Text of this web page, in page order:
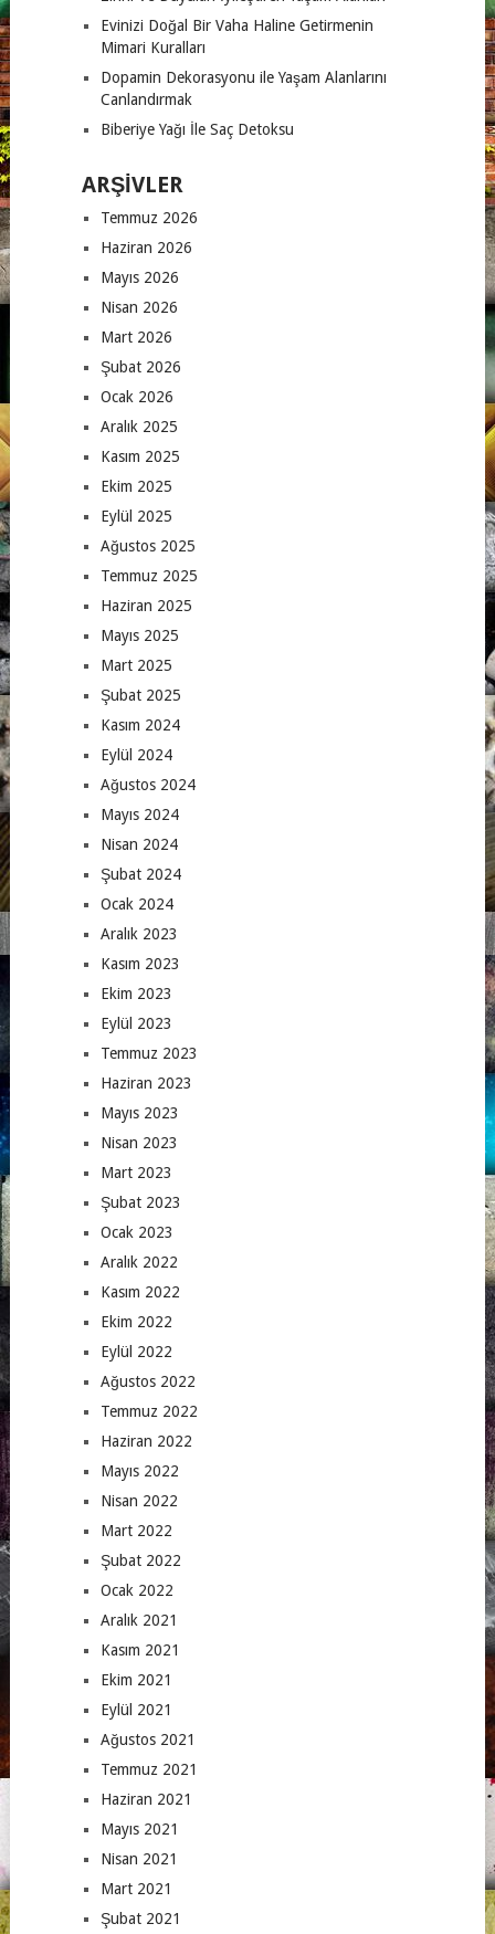
Evinizi Doğal Bir Vaha Haline Getirmenin
Mimari Kuralları
Dopamin Dekorasyonu ile Yaşam Alanlarını
Canlandırmak
Biberiye Yağı İle Saç Detoksu
ARŞIVLER
Temmuz 2026
Haziran 2026
Mayıs 2026
Nisan 2026
Mart 2026
Şubat 2026
Ocak 2026
Aralık 2025
Kasım 2025
Ekim 2025
Eylül 2025
Ağustos 2025
Temmuz 2025
Haziran 2025
Mayıs 2025
Mart 2025
Şubat 2025
Kasım 2024
Eylül 2024
Ağustos 2024
Mayıs 2024
Nisan 2024
Şubat 2024
Ocak 2024
Aralık 2023
Kasım 2023
Ekim 2023
Eylül 2023
Temmuz 2023
Haziran 2023
Mayıs 2023
Nisan 2023
Mart 2023
Şubat 2023
Ocak 2023
Aralık 2022
Kasım 2022
Ekim 2022
Eylül 2022
Ağustos 2022
Temmuz 2022
Haziran 2022
Mayıs 2022
Nisan 2022
Mart 2022
Şubat 2022
Ocak 2022
Aralık 2021
Kasım 2021
Ekim 2021
Eylül 2021
Ağustos 2021
Temmuz 2021
Haziran 2021
Mayıs 2021
Nisan 2021
Mart 2021
Şubat 2021